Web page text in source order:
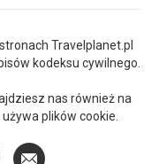
Travelplanet.pl
kodeksu cywilnego.
nas również na
używa plików cookie.